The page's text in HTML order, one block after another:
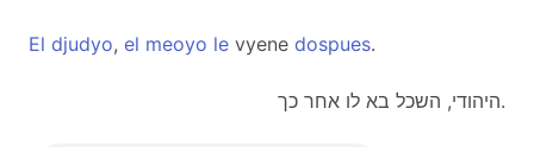
El djudyo, el meoyo le vyene dospues.
היהודי, השכל בא לו אחר כך.